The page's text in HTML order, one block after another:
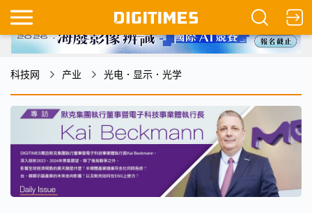
科技网 产业 光电．显示．光学